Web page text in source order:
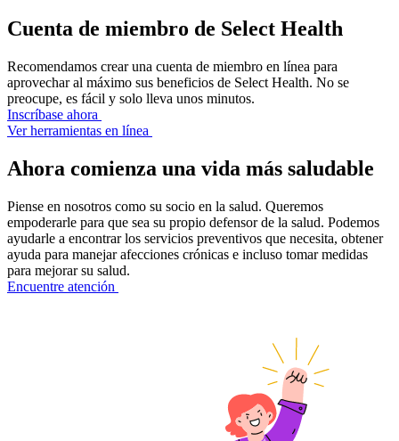
Cuenta de miembro de Select Health
Recomendamos crear una cuenta de miembro en línea para
aprovechar al máximo sus beneficios de Select Health. No se
preocupe, es fácil y solo lleva unos minutos.
Inscríbase ahora
Ver herramientas en línea
Ahora comienza una vida más saludable
Piense en nosotros como su socio en la salud. Queremos
empoderarle para que sea su propio defensor de la salud. Podemos
ayudarle a encontrar los servicios preventivos que necesita, obtener
ayuda para manejar afecciones crónicas e incluso tomar medidas
para mejorar su salud.
Encuentre atención